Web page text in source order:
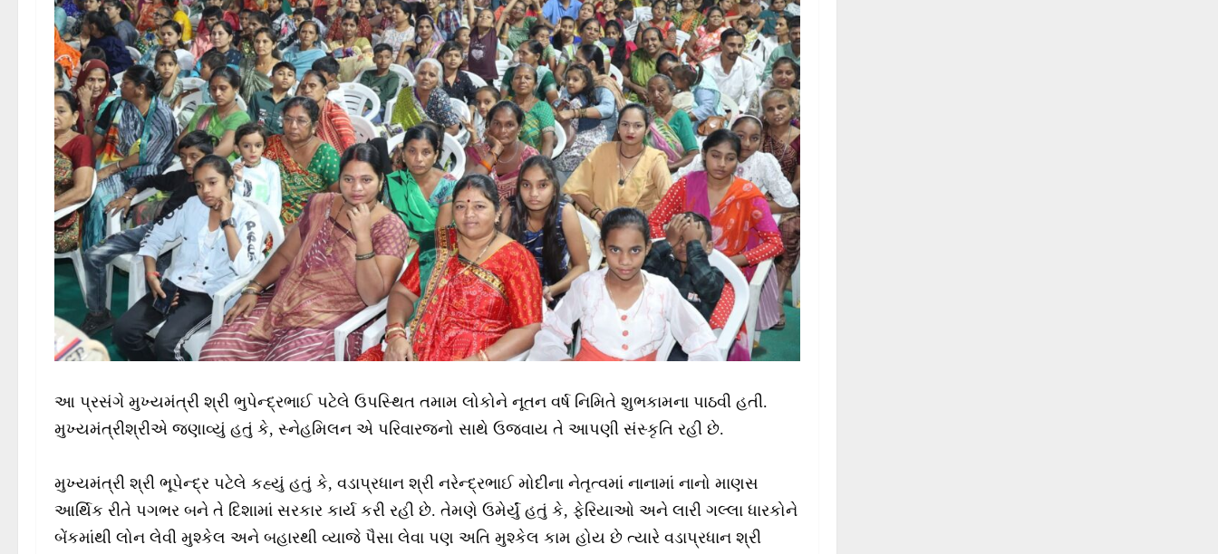
આ પ્રસંગે મુખ્યમંત્રી શ્રી ભુપેન્દ્રભાઈ પટેલે ઉપસ્થિત તમામ લોકોને નૂતન વર્ષ નિમિતે શુભકામના પાઠવી હતી.
મુખ્યમંત્રીશ્રીએ જણાવ્યું હતું કે, સ્નેહમિલન એ પરિવારજનો સાથે ઉજવાય તે આપણી સંસ્કૃતિ રહી છે.
મુખ્યમંત્રી શ્રી ભૂપેન્દ્ર પટેલે કહ્યું હતું કે, વડાપ્રધાન શ્રી નરેન્દ્રભાઈ મોદીના નેતૃત્વમાં નાનામાં નાનો માણસ
આર્થિક રીતે પગભર બને તે દિશામાં સરકાર કાર્ય કરી રહી છે. તેમણે ઉમેર્યું હતું કે, ફેરિયાઓ અને લારી ગલ્લા ધારકોને
બેંકમાંથી લોન લેવી મુશ્કેલ અને બહારથી વ્યાજે પૈસા લેવા પણ અતિ મુશ્કેલ કામ હોય છે ત્યારે વડાપ્રધાન શ્રી